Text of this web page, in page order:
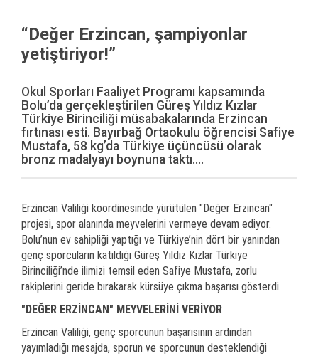
“Değer Erzincan, şampiyonlar
yetiştiriyor!”
Okul Sporları Faaliyet Programı kapsamında
Bolu’da gerçekleştirilen Güreş Yıldız Kızlar
Türkiye Birinciliği müsabakalarında Erzincan
fırtınası esti. Bayırbağ Ortaokulu öğrencisi Safiye
Mustafa, 58 kg’da Türkiye üçüncüsü olarak
bronz madalyayı boynuna taktı....
Erzincan Valiliği koordinesinde yürütülen "Değer Erzincan"
projesi, spor alanında meyvelerini vermeye devam ediyor.
Bolu’nun ev sahipliği yaptığı ve Türkiye’nin dört bir yanından
genç sporcuların katıldığı Güreş Yıldız Kızlar Türkiye
Birinciliği’nde ilimizi temsil eden Safiye Mustafa, zorlu
rakiplerini geride bırakarak kürsüye çıkma başarısı gösterdi.
"DEĞER ERZİNCAN" MEYVELERİNİ VERİYOR
Erzincan Valiliği, genç sporcunun başarısının ardından
yayımladığı mesajda, sporun ve sporcunun desteklendiği